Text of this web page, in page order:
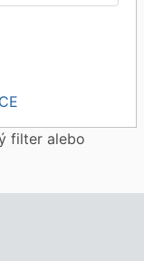
filter alebo